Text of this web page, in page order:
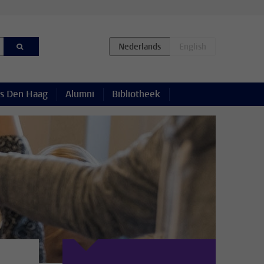
Den Haag Alumni Bibliotheek